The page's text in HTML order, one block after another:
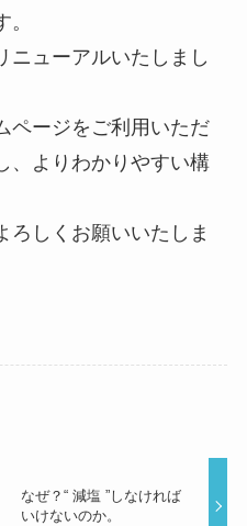
ニューアルいたしまし
ページをご利用いただ
、よりわかりやすい構
ろしくお願いいたしま
なぜ？“ 減塩 ”しなければ
いけないのか。